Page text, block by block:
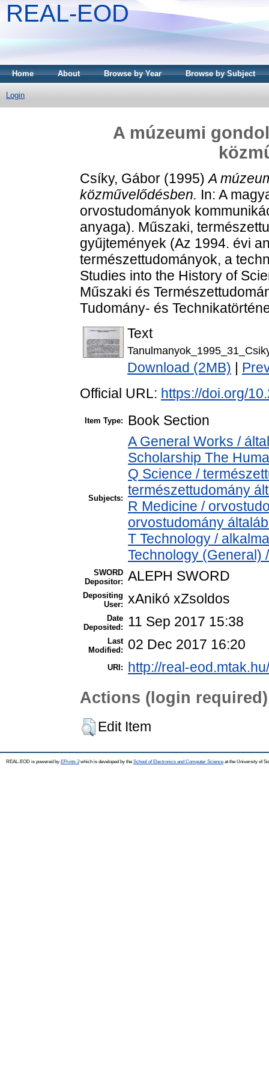
REAL-EOD
Home About Browse by Year Browse by Subject
Login
A múzeumi
Csíky, Gábor (1995)A
közművelődésben. In: A
orvostudományok
anyaga). Műszaki,
gyűjtemények (Az 1994. évi
természettudományok, a
Studies into the History of
Műszaki és
Tudomány- és
Text
Download (2MB)
Official URL: https://doi.org/
Item Type: Book Section
Subjects:
A General Works /
Scholarship The
Q Science /
természettudomány
R Medicine /
orvostudomány
T Technology /
Technology (General)
SWORD
Depositor: ALEPH SWORD
Depositing
User: xAnikó xZsoldos
Date
Deposited:
11 Sep 2017 15:38
Last
Modified:
02 Dec 2017 16:20
URI: http://real-
Actions (login required)
Edit Item
REAL-EOD is powered by EPrints 3which is developed by the School of Electronics and Computer Science at the University of